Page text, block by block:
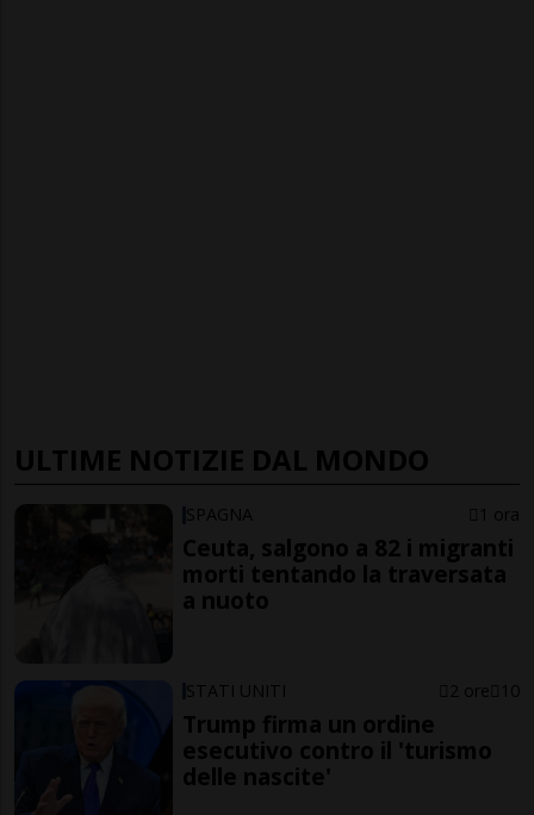
ULTIME NOTIZIE DAL MONDO
SPAGNA 1 ora
Ceuta, salgono a 82 i migranti
morti tentando la traversata
a nuoto
STATI UNITI 2 ore 10
Trump firma un ordine
esecutivo contro il 'turismo
delle nascite'